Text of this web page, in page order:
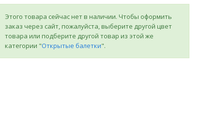
Этого товара сейчас нет в наличии. Чтобы оформить
заказ через сайт, пожалуйста, выберите другой цвет
товара или подберите другой товар из этой же
категории "Открытые балетки".